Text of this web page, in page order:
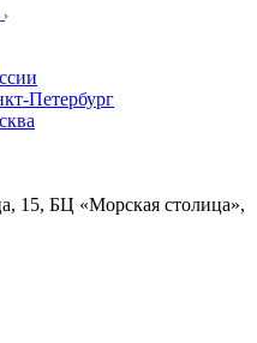
Петербург
15, БЦ «Морская столица»,